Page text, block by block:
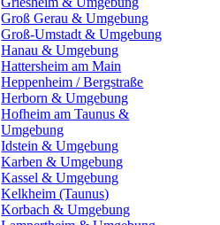
Groß Gerau & Umgebung
Groß-Umstadt & Umgebung
Hanau & Umgebung
Hattersheim am Main
Heppenheim / Bergstraße
Herborn & Umgebung
Hofheim am Taunus &
Umgebung
Idstein & Umgebung
Karben & Umgebung
Kassel & Umgebung
Kelkheim (Taunus)
Korbach & Umgebung